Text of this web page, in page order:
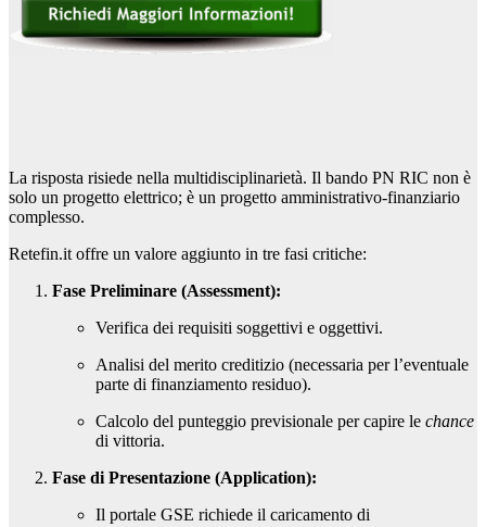
La risposta risiede nella multidisciplinarietà. Il bando PN RIC non è
solo un progetto elettrico; è un progetto amministrativo-finanziario
complesso.
Retefin.it offre un valore aggiunto in tre fasi critiche:
Fase Preliminare (Assessment):
Verifica dei requisiti soggettivi e oggettivi.
Analisi del merito creditizio (necessaria per l’eventuale
parte di finanziamento residuo).
Calcolo del punteggio previsionale per capire le chance
di vittoria.
Fase di Presentazione (Application):
Il portale GSE richiede il caricamento di